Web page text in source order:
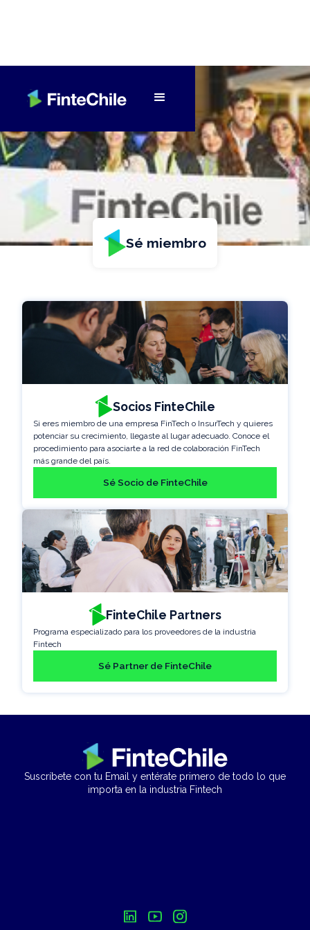
Sé miembro
Socios FinteChile
Si eres miembro de una empresa FinTech o InsurTech y quieres
potenciar su crecimiento, llegaste al lugar adecuado. Conoce el
procedimiento para asociarte a la red de colaboración FinTech
más grande del país.
Sé Socio de FinteChile
FinteChile Partners
Programa especializado para los proveedores de la industria
Fintech
Sé Partner de FinteChile
Suscríbete con tu Email y entérate primero de todo lo que
importa en la industria Fintech